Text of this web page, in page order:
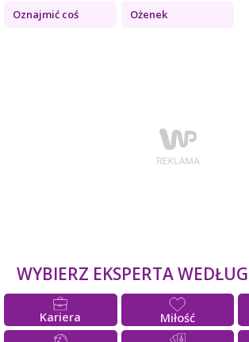
Oznajmić coś Ożenek
WYBIERZ EKSPERTA
Kariera Miłość